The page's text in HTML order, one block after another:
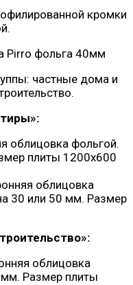
кромки
частные дома и
облицовка фольгой.
плиты 1200х600
облицовка
30 или 50 мм. Размер
облицовка
Размер плиты